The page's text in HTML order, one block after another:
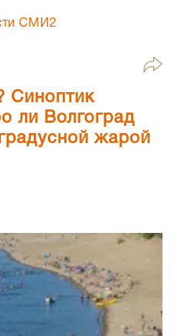
СМИ2
Синоптик
ли Волгоград
жарой